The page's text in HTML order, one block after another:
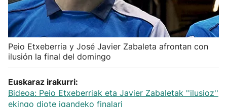
Balonmano
Kirolak 360
Atletismo
Carreras de montaña
Peio Etxeberria y José Javier Zabaleta afrontan con
ilusión la final del domingo
Euskaraz irakurri:
Bideoa: Peio Etxeberriak eta Javier Zabaletak ''ilusioz''
ekingo diote igandeko finalari